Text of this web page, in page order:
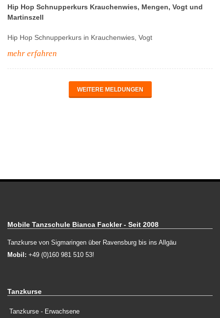
Hip Hop Schnupperkurs Krauchenwies, Mengen, Vogt und
Martinszell
Hip Hop Schnupperkurs in Krauchenwies, Vogt
mehr erfahren
WEITERE MELDUNGEN
Mobile Tanzschule Bianca Fackler - Seit 2008
Tanzkurse von Sigmaringen über Ravensburg bis ins Allgäu
Mobil: +49 (0)160 981 510 53!
Tanzkurse
Tanzkurse - Erwachsene